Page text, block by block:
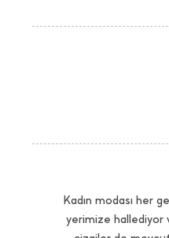
Kadın modası her
yerimize hallediyor